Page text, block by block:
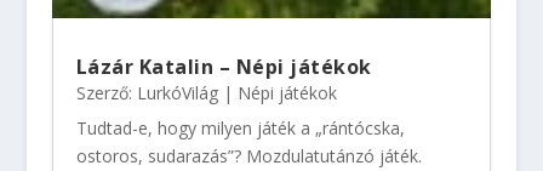
Lázár Katalin – Népi játékok
Szerző: LurkóVilág| Népi játékok
Tudtad-e, hogy milyen játék a „rántócska,
ostoros, sudarazás”? Mozdulatutánzó játék.